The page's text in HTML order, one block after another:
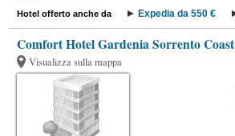
Hotel offerto anche da Expedia da 550 €
Comfort Hotel Gardenia Sorrento Coast
Visualizza sulla mappa